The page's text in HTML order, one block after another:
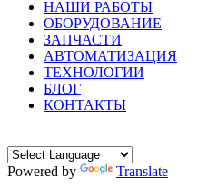
НАШИ РАБОТЫ
ОБОРУДОВАНИЕ
ЗАПЧАСТИ
АВТОМАТИЗАЦИЯ
ТЕХНОЛОГИИ
БЛОГ
КОНТАКТЫ
Powered by Translate